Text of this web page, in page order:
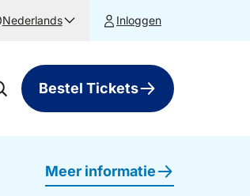
Nederlands Inloggen
Bestel Tickets
Meer informatie